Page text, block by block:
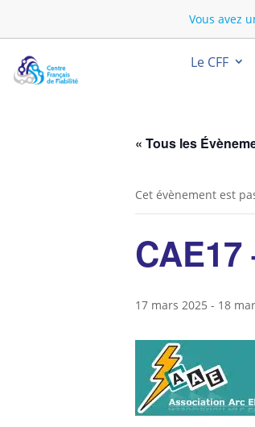
Vous avez
Le CFF
« Tous les
Cet évènement est
17 mars 2025 - 18